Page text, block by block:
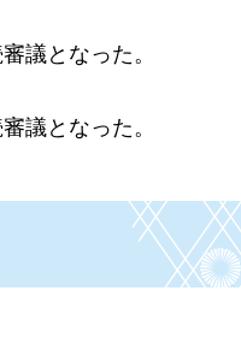
議となった。
議となった。